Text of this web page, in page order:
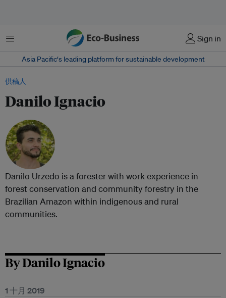
菜单 Sign in
Asia Pacific‘s leading platform for sustainable development
供稿人
Danilo Ignacio
Danilo Urzedo is a forester with work experience in
forest conservation and community forestry in the
Brazilian Amazon within indigenous and rural
communities.
By Danilo Ignacio
1 十月 2019